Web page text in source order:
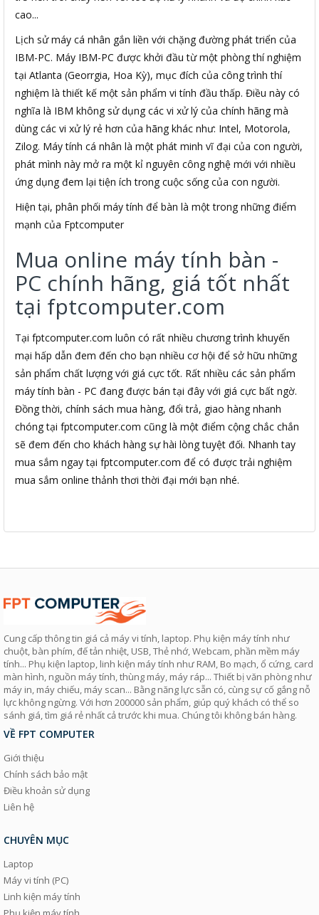
cao...
Lịch sử máy cá nhân gắn liền với chặng đường phát triển của
IBM-PC. Máy IBM-PC được khởi đầu từ một phòng thí nghiệm
tại Atlanta (Georrgia, Hoa Kỳ), mục đích của công trình thí
nghiệm là thiết kế một sản phẩm vi tính đầu thấp. Điều này có
nghĩa là IBM không sử dụng các vi xử lý của chính hãng mà
dùng các vi xử lý rẻ hơn của hãng khác như: Intel, Motorola,
Zilog. Máy tính cá nhân là một phát minh vĩ đại của con người,
phát mình này mở ra một kỉ nguyên công nghệ mới với nhiều
ứng dụng đem lại tiện ích trong cuộc sống của con người.
Hiện tại, phân phối máy tính để bàn là một trong những điểm
mạnh của Fptcomputer
Mua online máy tính bàn -
PC chính hãng, giá tốt nhất
tại fptcomputer.com
Tại fptcomputer.com luôn có rất nhiều chương trình khuyến
mại hấp dẫn đem đến cho bạn nhiều cơ hội để sở hữu những
sản phẩm chất lượng với giá cực tốt. Rất nhiều các sản phẩm
máy tính bàn - PC đang được bán tại đây với giá cực bất ngờ.
Đồng thời, chính sách mua hàng, đổi trả, giao hàng nhanh
chóng tại fptcomputer.com cũng là một điểm cộng chắc chắn
sẽ đem đến cho khách hàng sự hài lòng tuyệt đối. Nhanh tay
mua sắm ngay tại fptcomputer.com để có được trải nghiệm
mua sắm online thảnh thơi thời đại mới bạn nhé.
Cung cấp thông tin giá cả máy vi tính, laptop. Phụ kiện máy tính như
chuột, bàn phím, đế tản nhiệt, USB, Thẻ nhớ, Webcam, phần mềm máy
tính... Phụ kiện laptop, linh kiện máy tính như RAM, Bo mạch, ổ cứng, card
màn hình, nguồn máy tính, thùng máy, máy ráp... Thiết bị văn phòng như
máy in, máy chiếu, máy scan... Bằng năng lực sẵn có, cùng sự cố gắng nỗ
lực không ngừng. Với hơn 200000 sản phẩm, giúp quý khách có thể so
sánh giá, tìm giá rẻ nhất cả trước khi mua. Chúng tôi không bán hàng.
VỀ FPT COMPUTER
Giới thiệu
Chính sách bảo mật
Điều khoản sử dụng
Liên hệ
CHUYÊN MỤC
Laptop
Máy vi tính (PC)
Linh kiện máy tính